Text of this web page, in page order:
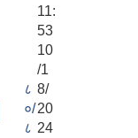
11:
53
८
०/
८
10
/1
8/
20
24